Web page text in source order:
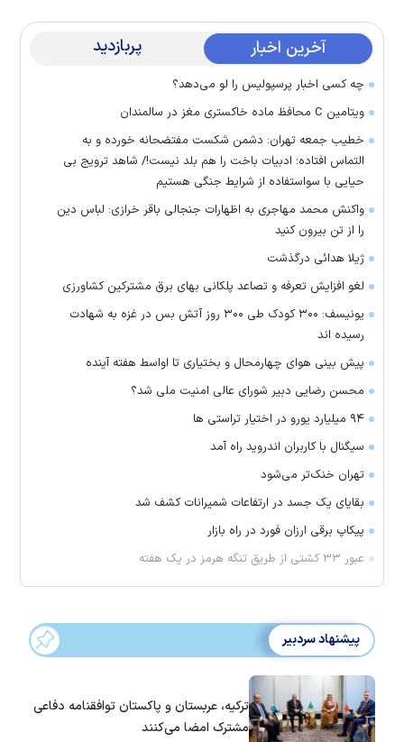
آخرین اخبار پربازدید
چه کسی اخبار پرسپولیس را لو می‌دهد؟
ویتامین C محافظ ماده خاکستری مغز در سالمندان
خطیب جمعه تهران: دشمن شکست مفتضحانه خورده و به
التماس افتاده؛ ادبیات باخت را هم بلد نیست!/ شاهد ترویج بی
حیایی با سواستفاده از شرایط جنگی هستیم
واکنش محمد مهاجری به اظهارات جنجالی باقر خرازی: لباس دین
را از تن بیرون کنید
ژیلا هدائی درگذشت
لغو افزایش تعرفه و تصاعد پلکانی بهای برق مشترکین کشاورزی
یونیسف: ۳۰۰ کودک طی ۳۰۰ روز آتش بس در غزه به شهادت
رسیده اند
پیش بینی هوای چهارمحال و بختیاری تا اواسط هفته آینده
محسن رضایی دبیر شورای عالی امنیت ملی شد؟
۹۴ میلیارد یورو در اختیار تراستی ها
سیگنال با کاربران اندروید راه آمد
تهران خنک‌تر می‌شود
بقایای یک جسد در ارتفاعات شمیرانات کشف شد
پیکاپ برقی ارزان فورد در راه بازار
عبور ۳۳ کشتی از طریق تنگه هرمز در یک هفته
پیشنهاد سردبیر
ترکیه، عربستان و پاکستان توافقنامه دفاعی
مشترک امضا می‌کنند